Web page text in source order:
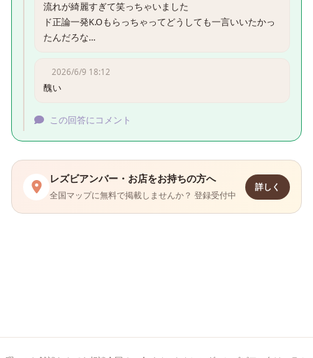
流れが綺麗すぎて笑っちゃいました
ド正論一発K.Oもらっちゃってどうしても一言いいたかっ
たんだろな…
2026/6/9 18:12
醜い
この回答にコメント
レズビアンバー・お店をお持ちの方へ
全国マップに無料で掲載しませんか？ 登録受付中
詳しく